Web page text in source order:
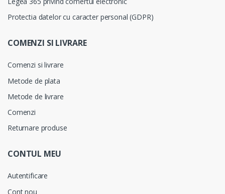
Protectia datelor cu caracter personal (GDPR)
COMENZI SI LIVRARE
Comenzi si livrare
Metode de plata
Metode de livrare
Comenzi
Returnare produse
CONTUL MEU
Autentificare
Cont nou